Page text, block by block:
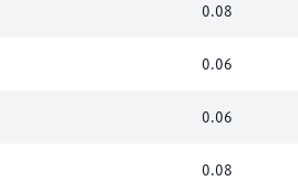
0.08
0.06
0.06
0.08